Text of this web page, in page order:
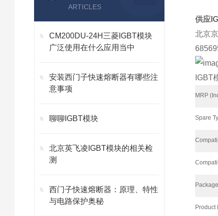
ARTICLES
CM200DU-24H三菱IGBT模块
广泛使用在什么应用当中
安装西门子快速熔断器有哪些注
意事项
聊聊IGBT模块
北京英飞凌IGBT模块的相关检
测
西门子快速熔断器：原理、特性
与电路保护奥秘
供应
北京
IGBT
MRP
Spare
Product